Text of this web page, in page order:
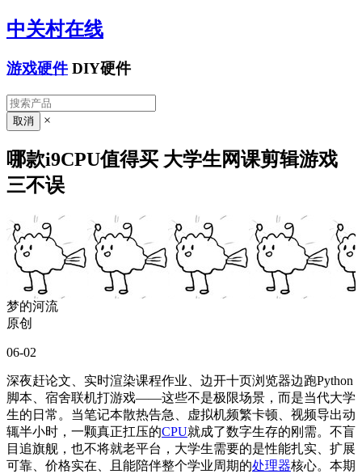
中关村在线
游戏硬件 DIY硬件
×
哪款i9CPU值得买 大学生网课剪辑游戏
三不误
梦的河流
原创
06-02
深夜赶论文、实时渲染课程作业、边开十页浏览器边跑Python
脚本、宿舍联机打游戏——这些不是极限场景，而是当代大学
生的日常。当笔记本散热告急、虚拟机频繁卡顿、视频导出动
辄半小时，一颗真正扛压的CPU就成了数字生存的刚需。不盲
目追旗舰，也不将就老平台，大学生需要的是性能扎实、扩展
可靠、价格实在、且能陪伴整个学业周期的处理器核心。本期